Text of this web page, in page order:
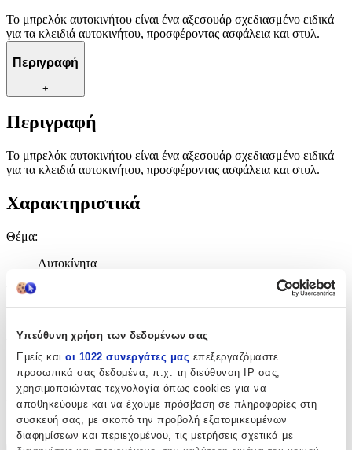
Υπεύθυνη χρήση των δεδομένων σας
Εμείς και οι 1022 συνεργάτες μας επεξεργαζόμαστε
προσωπικά σας δεδομένα, π.χ. τη διεύθυνση IP σας,
χρησιμοποιώντας τεχνολογία όπως cookies για να
αποθηκεύουμε και να έχουμε πρόσβαση σε πληροφορίες στη
συσκευή σας, με σκοπό την προβολή εξατομικευμένων
διαφημίσεων και περιεχομένου, τις μετρήσεις σχετικά με
Το μπρελόκ αυτοκινήτου είναι ένα αξεσουάρ σχεδιασμένο ειδικά
για τα κλειδιά αυτοκινήτου, προσφέροντας ασφάλεια και στυλ.
Περιγραφή
+
Περιγραφή
Το μπρελόκ αυτοκινήτου είναι ένα αξεσουάρ σχεδιασμένο ειδικά
για τα κλειδιά αυτοκινήτου, προσφέροντας ασφάλεια και στυλ.
Χαρακτηριστικά
Θέμα:
Αυτοκίνητα
Τύπος
Υλικό:
Δερματίνη
Κατασκευαστής
OEM